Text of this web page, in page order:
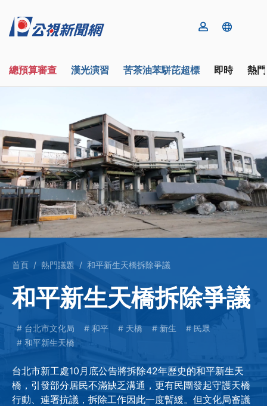
總預算審查 漢光演習 苦茶油苯駢芘超標 即時 熱
首頁 熱門議題 和平新生天橋拆除爭議
和平新生天橋拆除爭議
台北市文化局 和平 天橋 新生
民眾
和平新生天橋
台北市新工處10月底公告將拆除42年歷史的和平新生天
橋，引發部分居民不滿缺乏溝通，更有民團發起守護天橋
行動、連署抗議，拆除工作因此一度暫緩。但文化局審議